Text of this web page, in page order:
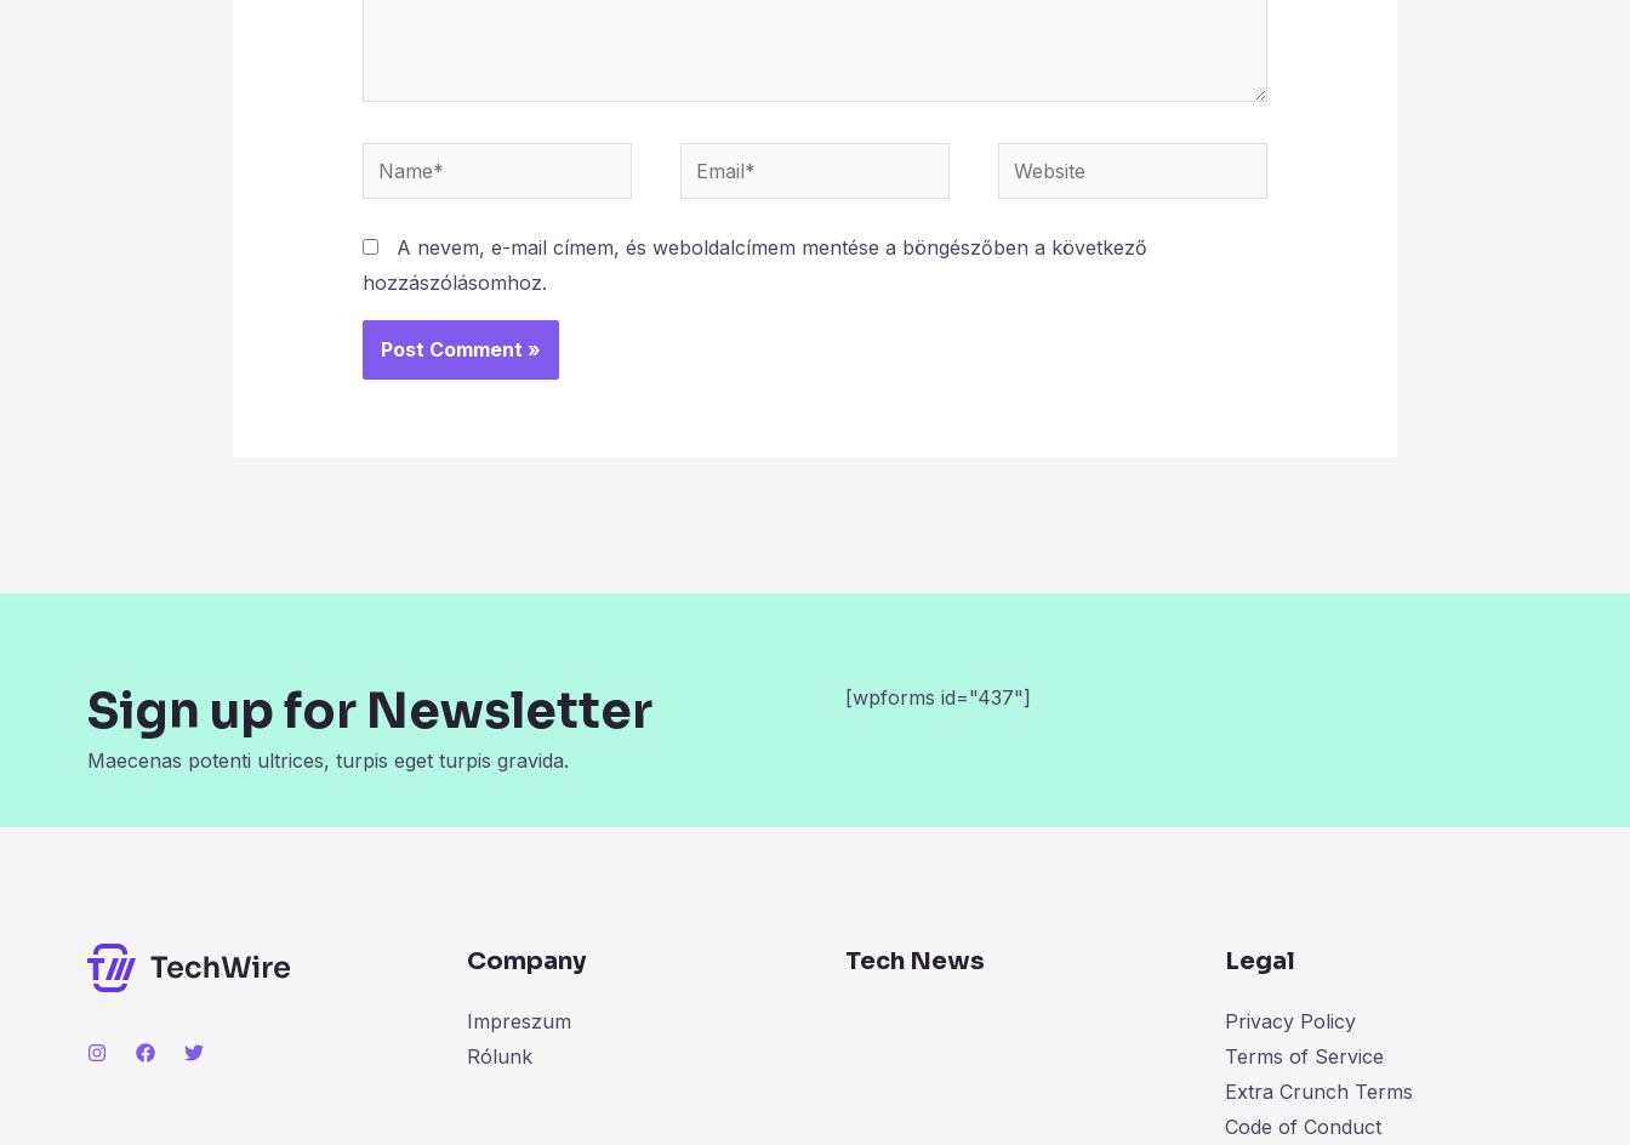
Name* Email* Website
A nevem, e-mail címem, és weboldalcímem mentése a böngészőben a következő
hozzászólásomhoz.
Sign up for Newsletter
Maecenas potenti ultrices, turpis eget turpis gravida.
[wpforms id="437"]
Company
Impreszum
Rólunk
Tech News Legal
Privacy Policy
Terms of Service
Extra Crunch Terms
Code of Conduct